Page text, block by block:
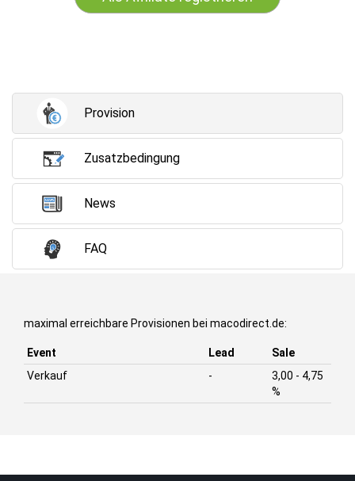
Provision
Zusatzbedingung
News
FAQ
maximal erreichbare Provisionen bei macodirect.de:
Event Lead
Sale
Verkauf
-
3,00 - 4,75
%